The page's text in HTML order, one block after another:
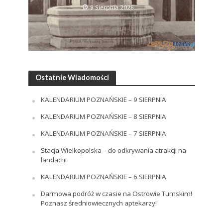
9 Sierpnia 2026
Ostatnie Wiadomości
KALENDARIUM POZNAŃSKIE – 9 SIERPNIA
KALENDARIUM POZNAŃSKIE – 8 SIERPNIA
KALENDARIUM POZNAŃSKIE – 7 SIERPNIA
Stacja Wielkopolska – do odkrywania atrakcji na
landach!
KALENDARIUM POZNAŃSKIE – 6 SIERPNIA
Darmowa podróż w czasie na Ostrowie Tumskim!
Poznasz średniowiecznych aptekarzy!